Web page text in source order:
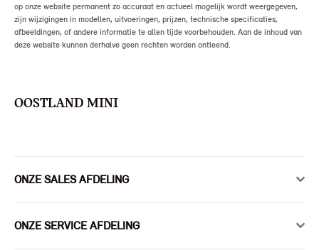
op onze website permanent zo accuraat en actueel mogelijk wordt weergegeven,
zijn wijzigingen in modellen, uitvoeringen, prijzen, technische specificaties,
afbeeldingen, of andere informatie te allen tijde voorbehouden. Aan de inhoud van
deze website kunnen derhalve geen rechten worden ontleend.
OOSTLAND MINI
ONZE SALES AFDELING
ONZE SERVICE AFDELING